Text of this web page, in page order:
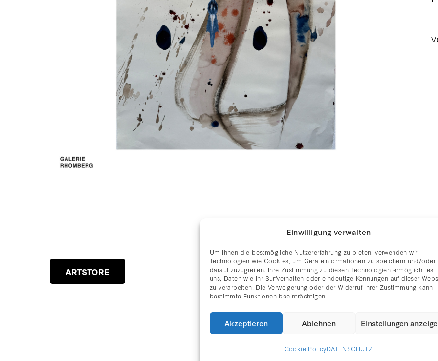
Einwilligung verwalten
Um Ihnen die bestmögliche Nutzererfahrung zu bieten, verwenden wir
Technologien wie Cookies, um Geräteinformationen zu speichern und/oder
darauf zuzugreifen. Ihre Zustimmung zu diesen Technologien ermöglicht es
uns, Daten wie Ihr Surfverhalten oder eindeutige Kennungen auf dieser
zu verarbeiten. Die Verweigerung oder der Widerruf Ihrer Zustimmung kann
bestimmte Funktionen beeinträchtigen.
Akzeptieren Ablehnen Einstellungen
Cookie PolicyDATENSCHUTZ
ARTSTORE